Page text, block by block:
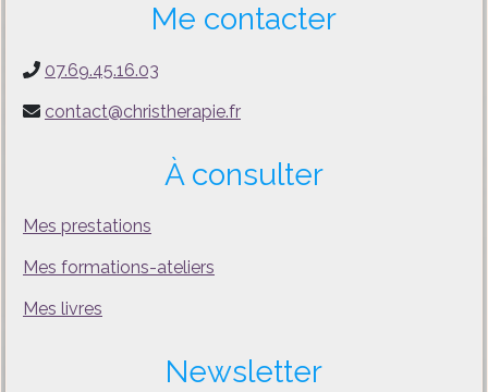
Me contacter
07.69.45.16.03
contact@christherapie.fr
À consulter
Mes prestations
Mes formations-ateliers
Mes livres
Newsletter